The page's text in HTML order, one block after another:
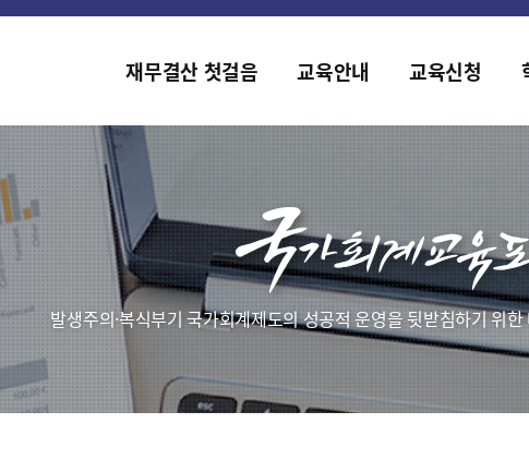
홈페이지가 새롭게 개편되었습니다.
재무결산 첫걸음 교육안내 교육신청
발생주의·복식부기 국가회계제도의 성공적 운영을 뒷받침하기 위